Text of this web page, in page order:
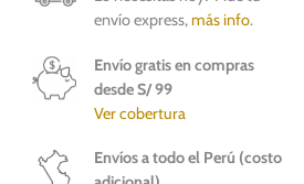
envío express,más info.
Envío gratis en compras
desde S/ 99
Ver cobertura
Envíos a todo el Perú (costo